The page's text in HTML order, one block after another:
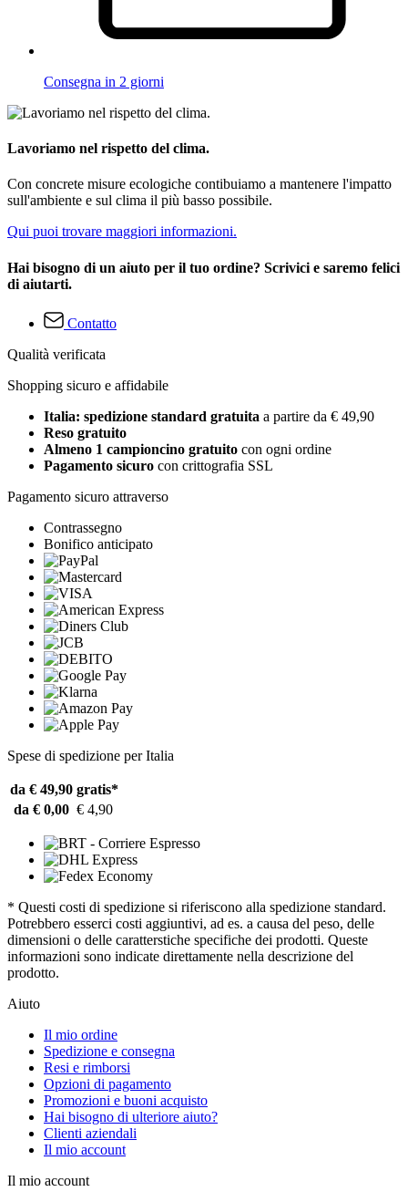
Consegna in 2 giorni
Lavoriamo nel rispetto del clima.
Con concrete misure ecologiche contibuiamo a mantenere l'impatto
sull'ambiente e sul clima il più basso possibile.
Qui puoi trovare maggiori informazioni.
Hai bisogno di un aiuto per il tuo ordine? Scrivici e saremo felici
di aiutarti.
Contatto
Qualità verificata
Shopping sicuro e affidabile
Italia: spedizione standard gratuita a partire da € 49,90
Reso gratuito
Almeno 1 campioncino gratuito con ogni ordine
Pagamento sicuro con crittografia SSL
Pagamento sicuro attraverso
Contrassegno
Bonifico anticipato
Spese di spedizione per Italia
da € 49,90 gratis*
da € 0,00 € 4,90
* Questi costi di spedizione si riferiscono alla spedizione standard.
Potrebbero esserci costi aggiuntivi, ad es. a causa del peso, delle
dimensioni o delle caratterstiche specifiche dei prodotti. Queste
informazioni sono indicate direttamente nella descrizione del
prodotto.
Aiuto
Il mio ordine
Spedizione e consegna
Resi e rimborsi
Opzioni di pagamento
Promozioni e buoni acquisto
Hai bisogno di ulteriore aiuto?
Clienti aziendali
Il mio account
Il mio account